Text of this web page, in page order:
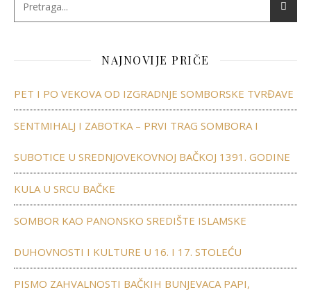
NAJNOVIJE PRIČE
PET I PO VEKOVA OD IZGRADNJE SOMBORSKE TVRĐAVE
SENTMIHALJ I ZABOTKA – PRVI TRAG SOMBORA I
SUBOTICE U SREDNJOVEKOVNOJ BAČKOJ 1391. GODINE
KULA U SRCU BAČKE
SOMBOR KAO PANONSKO SREDIŠTE ISLAMSKE
DUHOVNOSTI I KULTURE U 16. I 17. STOLEĆU
PISMO ZAHVALNOSTI BAČKIH BUNJEVACA PAPI,